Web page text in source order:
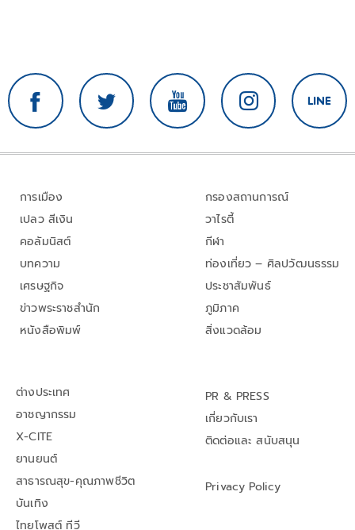
การเมือง
เปลว สีเงิน
คอลัมนิสต์
บทความ
เศรษฐกิจ
ข่าวพระราชสำนัก
หนังสือพิมพ์
กรองสถานการณ์
วาไรตี้
กีฬา
ท่องเที่ยว – ศิลปวัฒนธรรม
ประชาสัมพันธ์
ภูมิภาค
สิ่งแวดล้อม
ต่างประเทศ
อาชญากรรม
X-CITE
ยานยนต์
สาธารณสุข-คุณภาพชีวิต
บันเทิง
ไทยโพสต์ ทีวี
PR & PRESS
เกี่ยวกับเรา
ติดต่อและ สนับสนุน
Privacy Policy